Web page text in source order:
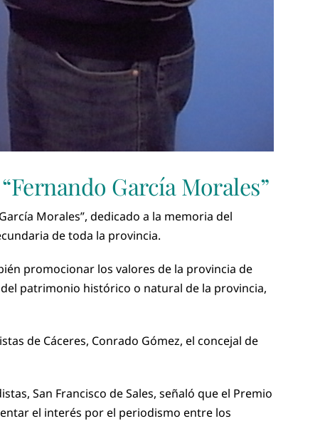
García Morales”
Morales”, dedicado a la memoria del
de toda la provincia.
promocionar los valores de la provincia de
patrimonio histórico o natural de la provincia,
de Cáceres, Conrado Gómez, el concejal de
San Francisco de Sales, señaló que el Premio
el interés por el periodismo entre los